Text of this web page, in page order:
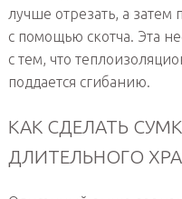
лучше отрезать, а затем
с помощью скотча. Эта
с тем, что
поддается сгибанию.
КАК СДЕЛАТЬ
ДЛИТЕЛЬНОГО